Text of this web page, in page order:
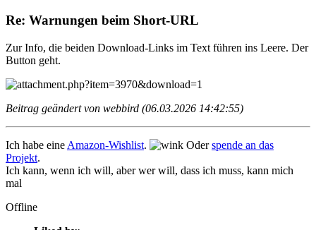
Re: Warnungen beim Short-URL
Zur Info, die beiden Download-Links im Text führen ins Leere. Der
Button geht.
Beitrag geändert von webbird (06.03.2026 14:42:55)
Ich habe eine Amazon-Wishlist. Oderspende an das
Projekt.
Ich kann, wenn ich will, aber wer will, dass ich muss, kann mich
mal
Offline